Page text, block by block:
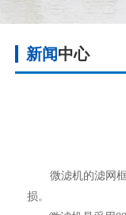
新闻中心
微滤机的滤网框
损。